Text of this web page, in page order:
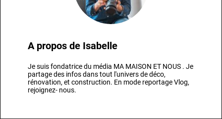
A propos de Isabelle
Je suis fondatrice du média MA MAISON ET NOUS . Je
partage des infos dans tout l'univers de déco,
rénovation, et construction. En mode reportage Vlog,
rejoignez- nous.